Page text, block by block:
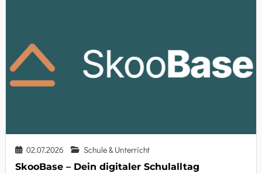
02.07.2026
Schule & Unterricht
SkooBase – Dein digitaler Schulalltag